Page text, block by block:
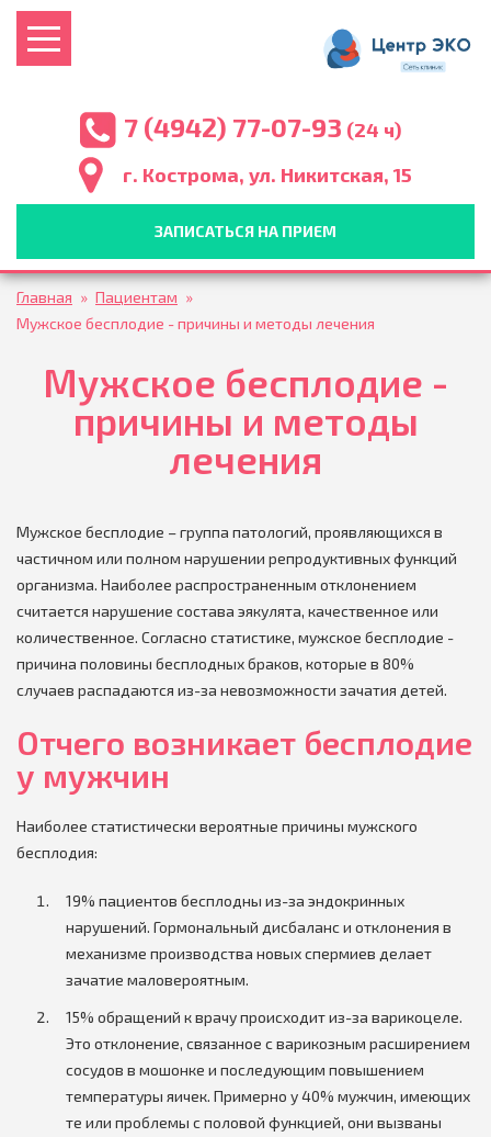
7 (4942) 77-07-93 (24 ч)
г. Кострома, ул. Никитская, 15
ЗАПИСАТЬСЯ НА ПРИЕМ
Главная » Пациентам »
Мужское бесплодие - причины и методы лечения
Мужское бесплодие -
причины и методы
лечения
Мужское бесплодие – группа патологий, проявляющихся в
частичном или полном нарушении репродуктивных функций
организма. Наиболее распространенным отклонением
считается нарушение состава эякулята, качественное или
количественное. Согласно статистике, мужское бесплодие -
причина половины бесплодных браков, которые в 80%
случаев распадаются из-за невозможности зачатия детей.
Отчего возникает бесплодие
у мужчин
Наиболее статистически вероятные причины мужского
бесплодия:
19% пациентов бесплодны из-за эндокринных
нарушений. Гормональный дисбаланс и отклонения в
механизме производства новых спермиев делает
зачатие маловероятным.
15% обращений к врачу происходит из-за варикоцеле.
Это отклонение, связанное с варикозным расширением
сосудов в мошонке и последующим повышением
температуры яичек. Примерно у 40% мужчин, имеющих
те или проблемы с половой функцией, они вызваны